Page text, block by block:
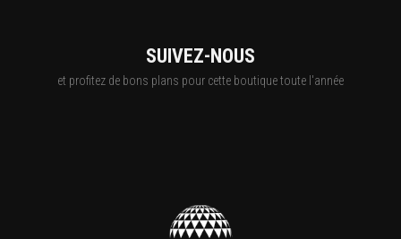
SUIVEZ-NOUS
et profitez de bons plans pour cette boutique toute l'année